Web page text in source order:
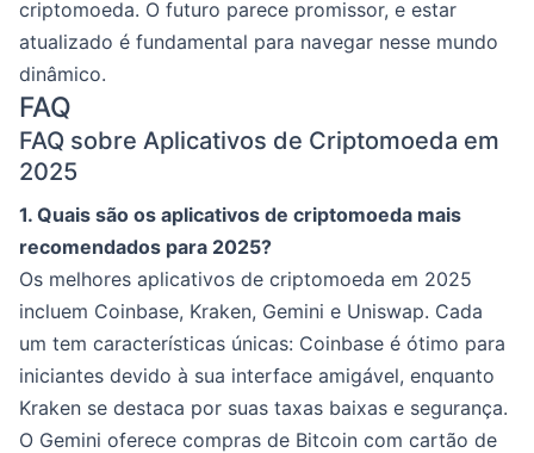
criptomoeda. O futuro parece promissor, e estar
atualizado é fundamental para navegar nesse mundo
dinâmico.
FAQ
FAQ sobre Aplicativos de Criptomoeda em
2025
1. Quais são os aplicativos de criptomoeda mais
recomendados para 2025?
Os melhores aplicativos de criptomoeda em 2025
incluem Coinbase, Kraken, Gemini e Uniswap. Cada
um tem características únicas: Coinbase é ótimo para
iniciantes devido à sua interface amigável, enquanto
Kraken se destaca por suas taxas baixas e segurança.
O Gemini oferece compras de Bitcoin com cartão de